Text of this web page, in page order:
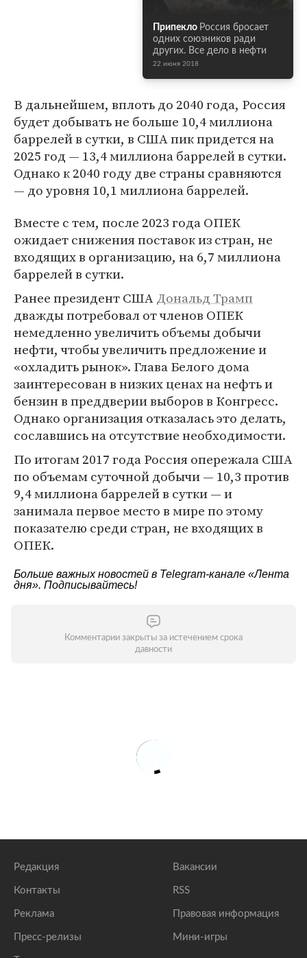
Припекло Россия бросает
одних союзников ради
других. Все дело в нефти
22 июня 2018
В дальнейшем, вплоть до 2040 года, Россия
будет добывать не больше 10,4 миллиона
баррелей в сутки, в США пик придется на
2025 год — 13,4 миллиона баррелей в сутки.
Однако к 2040 году две страны сравняются
— до уровня 10,1 миллиона баррелей.
Вместе с тем, после 2023 года ОПЕК
ожидает снижения поставок из стран, не
входящих в организацию, на 6,7 миллиона
баррелей в сутки.
Ранее президент СШАДональд Трамп
дважды потребовал от членов ОПЕК
немедленно увеличить объемы добычи
нефти, чтобы увеличить предложение и
«охладить рынок». Глава Белого дома
заинтересован в низких ценах на нефть и
бензин в преддверии выборов в Конгресс.
Однако организация отказалась это делать,
сославшись на отсутствие необходимости.
По итогам 2017 года Россия опережала США
по объемам суточной добычи — 10,3 против
9,4 миллиона баррелей в сутки — и
занимала первое место в мире по этому
показателю среди стран, не входящих в
ОПЕК.
Больше важных новостей в Telegram-канале «Лента
дня». Подписывайтесь!
Комментарии закрыты за истечением срока
давности
Редакция
Контакты
Реклама
Пресс-релизы
Вакансии
RSS
Правовая информация
Мини-игры